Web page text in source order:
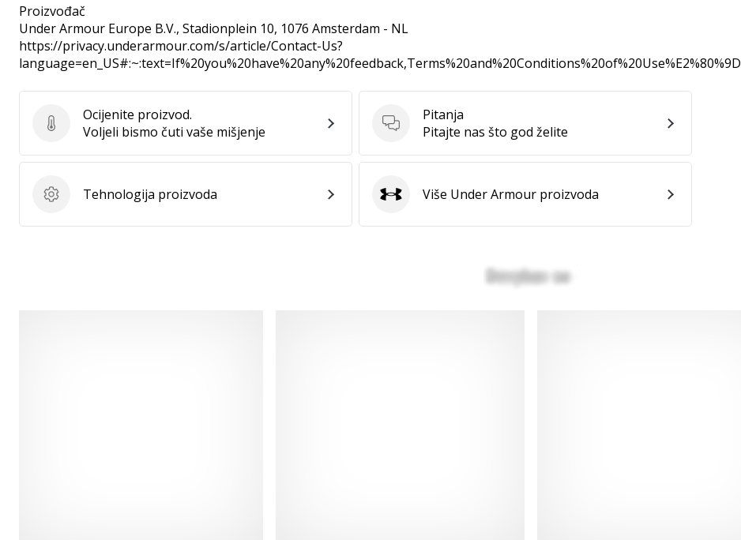
Proizvođač
Under Armour Europe B.V., Stadionplein 10, 1076 Amsterdam - NL
https://privacy.underarmour.com/s/article/Contact-Us?
language=en_US#:~:text=If%20you%20have%20any%20feedback,Terms%20and%20Conditions%20of%20Use%E2%80%9D
Ocijenite proizvod.
Ocijenite proizvod.
Voljeli bismo čuti vaše mišjenje
Pitanja
Pitanja
Pitajte nas što god želite
Tehnologija proizvoda
Tehnologija proizvoda Under Armour
Više Under Armour proizvoda